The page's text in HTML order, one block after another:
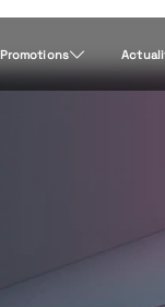
Promotions